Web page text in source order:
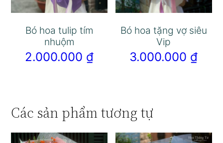
Bó hoa tulip tím
nhuộm
2.000.000 ₫
Bó hoa tặng vợ siêu
Vip
3.000.000 ₫
Các sản phẩm tương tự